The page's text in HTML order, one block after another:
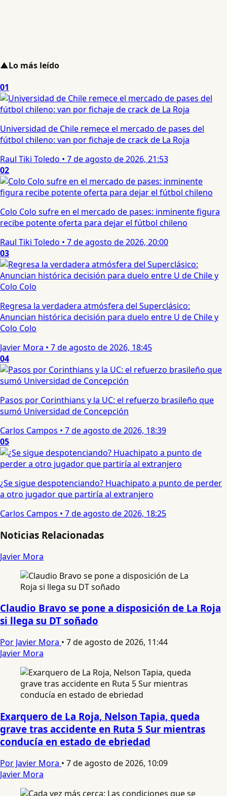
▲Lo más leído
01
Universidad de Chile remece el mercado de pases del
fútbol chileno: van por fichaje de crack de La Roja
Raul Tiki Toledo • 7 de agosto de 2026, 21:53
02
Colo Colo sufre en el mercado de pases: inminente figura
recibe potente oferta para dejar el fútbol chileno
Raul Tiki Toledo • 7 de agosto de 2026, 20:00
03
Regresa la verdadera atmósfera del Superclásico:
Anuncian histórica decisión para duelo entre U de Chile y
Colo Colo
Javier Mora • 7 de agosto de 2026, 18:45
04
Pasos por Corinthians y la UC: el refuerzo brasileño que
sumó Universidad de Concepción
Carlos Campos • 7 de agosto de 2026, 18:39
05
¿Se sigue despotenciando? Huachipato a punto de perder
a otro jugador que partiría al extranjero
Carlos Campos • 7 de agosto de 2026, 18:25
Noticias Relacionadas
Javier Mora
Claudio Bravo se pone a disposición de La Roja
si llega su DT soñado
Por Javier Mora • 7 de agosto de 2026, 11:44
Javier Mora
Exarquero de La Roja, Nelson Tapia, queda
grave tras accidente en Ruta 5 Sur mientras
conducía en estado de ebriedad
Por Javier Mora • 7 de agosto de 2026, 10:09
Javier Mora